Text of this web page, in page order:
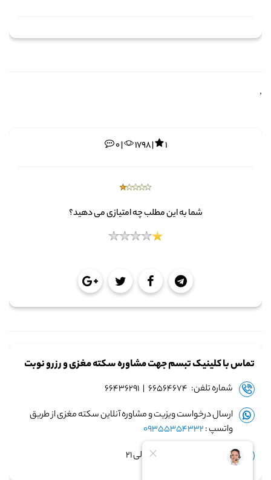
,
0 | 1798 | 1
شما به این مطلب چه امتیازی می دهید؟
تماس با کلینیک تبسم جهت مشاوره سکته مغزی و رزرو نوبت
شماره تلفن: ۶۶۵۶۴۶۷۴ | ۶۶۴۳۶۲۹۱
ارسال درخواست ویزیت و مشاوره آنلاین سکته مغزی از طریق
واتسپ :09355354332
زمان پاسخگویی: ساعت ۹ الی ۲۱